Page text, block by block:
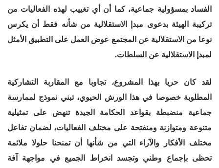
الفساد بمسؤولية جماعية، كما أن أي تغييب لهذه الفعاليات من
تركيبة الهيئة بدعوى مبدإ الاستقلالية من شأنه فقط أن يكرس
نوعا من الاستقلالية عن المجتمع عوض العمل على التطبيق الأمثل
لمبدإ الاستقلالية عن السلطات.
لقد كان حريا بهذا المشروع، تجاوبا مع المقاربة التشاركية
المطلوبة خصوصا في هذا الورش الحيوي، تبني نموذج لممارسة
جماعية منضبطة بقواعد الحكامة الجيدة تنهض على تمثيلية
متنوعة ومتوازنة ومنفتحة على مختلف الفعاليات، لضمان تفاعل
مختلف الأفكار والآراء التي من شأنها أن تمنحنا حلولا ملائمة
تحظى بإجماع وطني وتجسد انخراط الجميع في مواجهة آفة